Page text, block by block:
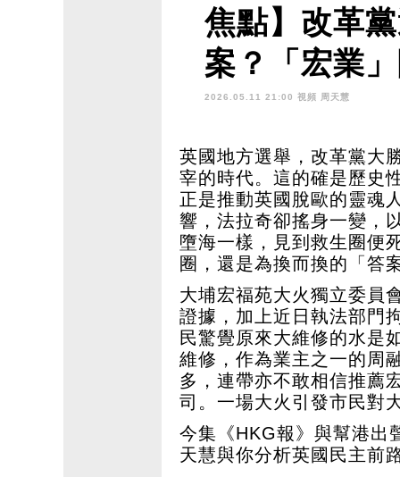
焦點】改革
案？「宏業
融很無奈 只
2026.05.11 21:00 視頻 周天慧
英國地方選舉，改革黨大
宰的時代。這的確是歷史
正是推動英國脫歐的靈魂
響，法拉奇卻搖身一變，
墮海一樣，見到救生圈便
圈，還是為換而換的「答
大埔宏福苑大火獨立委員
證據，加上近日執法部門
民驚覺原來大維修的水是
維修，作為業主之一的周
多，連帶亦不敢相信推薦
司。一場大火引發市民對
今集《HKG報》與幫港出
天慧與你分析英國民主前